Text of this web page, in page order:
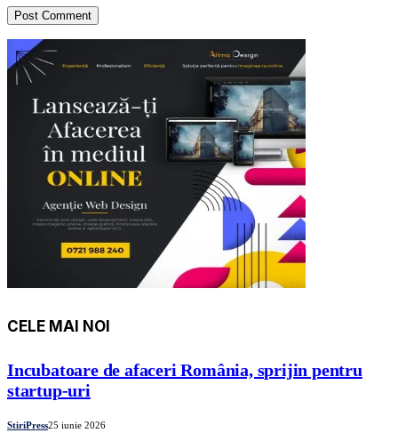
CELE MAI NOI
Incubatoare de afaceri România, sprijin pentru
startup-uri
StiriPress25 iunie 2026